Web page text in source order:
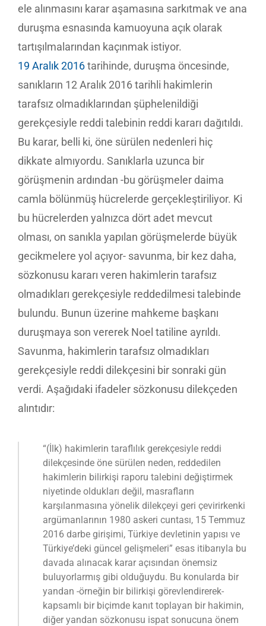
ele alınmasını karar aşamasına sarkıtmak ve ana
duruşma esnasında kamuoyuna açık olarak
tartışılmalarından kaçınmak istiyor.
19 Aralık 2016tarihinde, duruşma öncesinde,
sanıkların 12 Aralık 2016 tarihli hakimlerin
tarafsız olmadıklarından şüphelenildiği
gerekçesiyle reddi talebinin reddi kararı dağıtıldı.
Bu karar, belli ki, öne sürülen nedenleri hiç
dikkate almıyordu. Sanıklarla uzunca bir
görüşmenin ardından -bu görüşmeler daima
camla bölünmüş hücrelerde gerçekleştiriliyor. Ki
bu hücrelerden yalnızca dört adet mevcut
olması, on sanıkla yapılan görüşmelerde büyük
gecikmelere yol açıyor- savunma, bir kez daha,
sözkonusu kararı veren hakimlerin tarafsız
olmadıkları gerekçesiyle reddedilmesi talebinde
bulundu. Bunun üzerine mahkeme başkanı
duruşmaya son vererek Noel tatiline ayrıldı.
Savunma, hakimlerin tarafsız olmadıkları
gerekçesiyle reddi dilekçesini bir sonraki gün
verdi. Aşağıdaki ifadeler sözkonusu dilekçeden
alıntıdır:
“(İlk) hakimlerin taraflılık gerekçesiyle reddi
dilekçesinde öne sürülen neden, reddedilen
hakimlerin bilirkişi raporu talebini değiştirmek
niyetinde oldukları değil, masrafların
karşılanmasına yönelik dilekçeyi geri çevirirkenki
argümanlarının 1980 askeri cuntası, 15 Temmuz
2016 darbe girişimi, Türkiye devletinin yapısı ve
Türkiye’deki güncel gelişmeleri” esas itibarıyla bu
davada alınacak karar açısından önemsiz
buluyorlarmış gibi olduğuydu. Bu konularda bir
yandan -örneğin bir bilirkişi görevlendirerek-
kapsamlı bir biçimde kanıt toplayan bir hakimin,
diğer yandan sözkonusu ispat sonucuna önem